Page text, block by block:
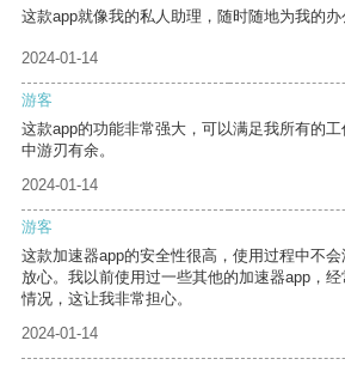
这款app就像我的私人助理，随时随地为我的办
2024-01-14
游客
这款app的功能非常强大，可以满足我所有的
中游刃有余。
2024-01-14
游客
这款加速器app的安全性很高，使用过程中不
放心。我以前使用过一些其他的加速器app，
情况，这让我非常担心。
2024-01-14